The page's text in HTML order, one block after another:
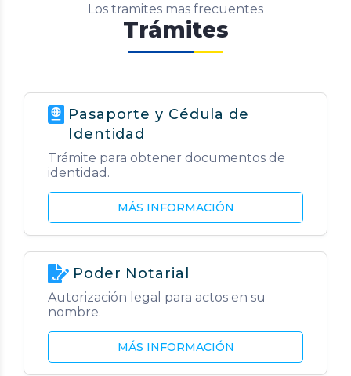
Los tramites mas frecuentes
Trámites
Pasaporte y Cédula de
Identidad
Trámite para obtener documentos de
identidad.
MÁS INFORMACIÓN
Poder Notarial
Autorización legal para actos en su
nombre.
MÁS INFORMACIÓN